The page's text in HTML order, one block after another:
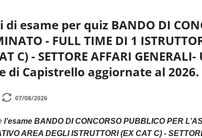
esame per quiz BANDO DI
- FULL TIME DI 1
C) - SETTORE AFFARI
di Capistrello aggiornate al 2026.
07/08/2026
l’esame BANDO DI CONCORSO PUBBLICO PER
AREA DEGLI ISTRUTTORI (EX CAT C) -